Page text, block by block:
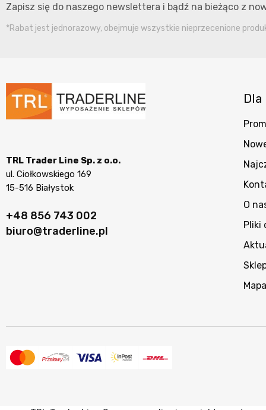
Zapisz się do naszego newslettera i bądź na bieżąco z
*Rabat jest jednorazowy, obejmuje wszystkie nieprzecenione
TRL Trader Line Sp. z o.o.
ul. Ciołkowskiego 169
15-516 Białystok
+48 856 743 002
biuro@traderline.pl
O
Pliki